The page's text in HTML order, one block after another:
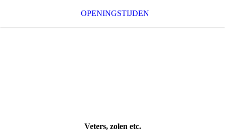
OPENINGSTIJDEN
Veters, zolen etc.